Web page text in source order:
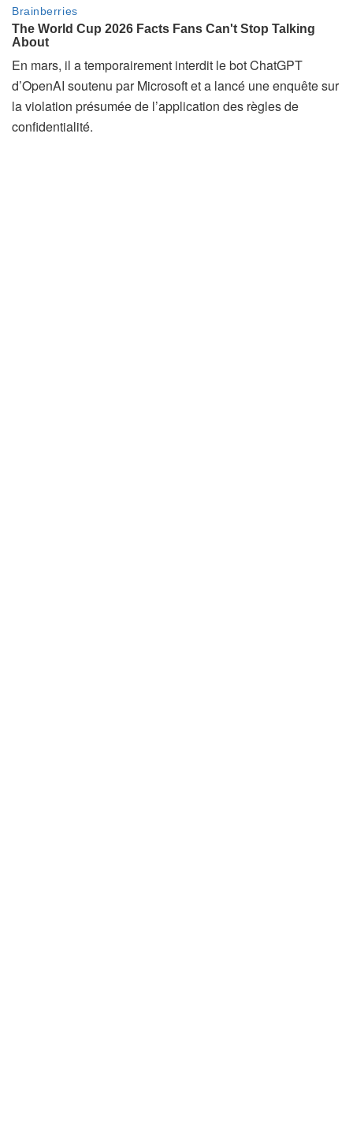
En mars, il a temporairement interdit le bot ChatGPT
d’OpenAI soutenu par Microsoft et a lancé une enquête sur
la violation présumée de l’application des règles de
confidentialité.